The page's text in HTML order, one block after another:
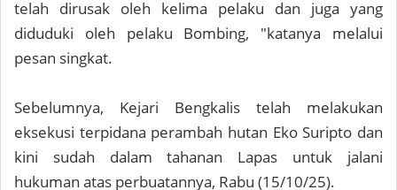
telah dirusak oleh kelima pelaku dan juga yang
diduduki oleh pelaku Bombing, "katanya melalui
pesan singkat.
Sebelumnya, Kejari Bengkalis telah melakukan
eksekusi terpidana perambah hutan Eko Suripto dan
kini sudah dalam tahanan Lapas untuk jalani
hukuman atas perbuatannya, Rabu (15/10/25).